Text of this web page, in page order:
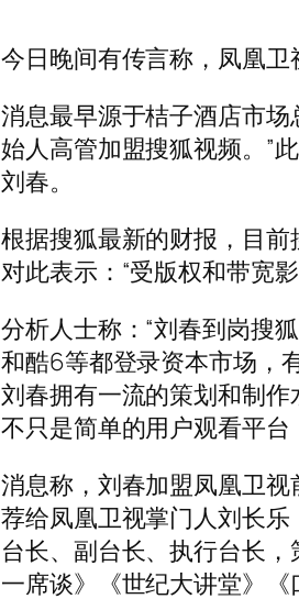
今日晚间有传言称，凤凰卫
消息最早源于桔子酒店市
始人高管加盟搜狐视频。”
刘春。
根据搜狐最新的财报，目
对此表示：“受版权和带宽
分析人士称：“刘春到岗搜
和酷6等都登录资本市场，
刘春拥有一流的策划和制
不只是简单的用户观看平
消息称，刘春加盟凤凰卫
荐给凤凰卫视掌门人刘长
台长、副台长、执行台长
一席谈》《世纪大讲堂》《